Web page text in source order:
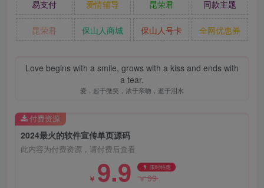
易支付 爱情辅导 昆荣君 同款主题
昆荣君 保山人商城 保山人号卡 全网优惠券
Love begins with a smile, grows with a kiss and ends with
a tear.
爱，起于微笑，浓于亲吻，逝于泪水
2024最火的软件宣传单页源码
此内容为付费资源，请付费后查看
￥ 9.9 限时特惠
￥99
付费资源